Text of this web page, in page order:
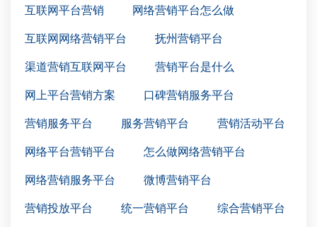
互联网平台营销 网络营销平台怎么做
互联网网络营销平台 抚州营销平台
渠道营销互联网平台 营销平台是什么
网上平台营销方案 口碑营销服务平台
营销服务平台 服务营销平台 营销活动平台
网络平台营销平台 怎么做网络营销平台
网络营销服务平台 微博营销平台
营销投放平台 统一营销平台 综合营销平台